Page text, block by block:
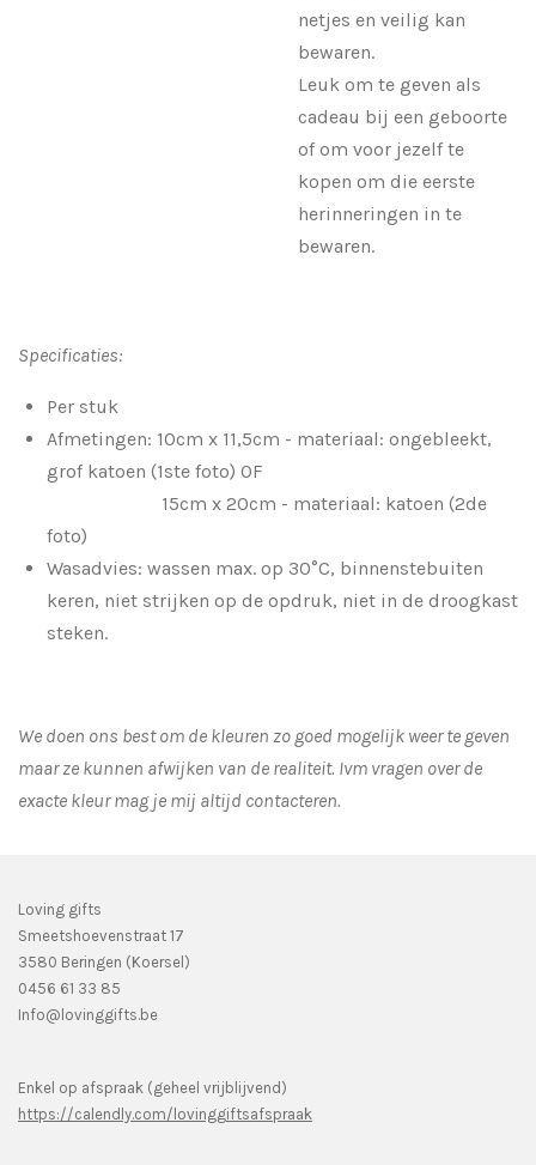
netjes en veilig kan
bewaren.
Leuk om te geven als
cadeau bij een geboorte
of om voor jezelf te
kopen om die eerste
herinneringen in te
bewaren.
Specificaties:
Per stuk
Afmetingen: 10cm x 11,5cm - materiaal: ongebleekt,
grof katoen (1ste foto) OF
15cm x 20cm - materiaal: katoen (2de
foto)
Wasadvies: wassen max. op 30°C, binnenstebuiten
keren, niet strijken op de opdruk, niet in de droogkast
steken.
We doen ons best om de kleuren zo goed mogelijk weer te geven
maar ze kunnen afwijken van de realiteit. Ivm vragen over de
exacte kleur mag je mij altijd contacteren.
Loving gifts
Smeetshoevenstraat 17
3580 Beringen (Koersel)
0456 61 33 85
Info@lovinggifts.be
Enkel op afspraak (geheel vrijblijvend)
https://calendly.com/lovinggiftsafspraak